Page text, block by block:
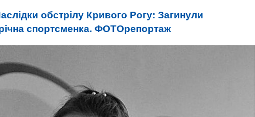
обстрілу Кривого Рогу: Загинули
спортсменка. ФОТОрепортаж